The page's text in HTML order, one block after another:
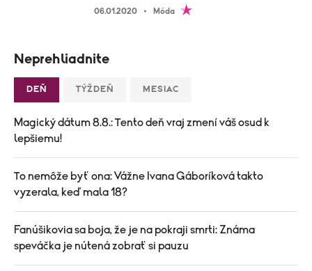
06.01.2020 Móda
Neprehliadnite
DEŇ TÝŽDEŇ MESIAC
Magický dátum 8.8.: Tento deň vraj zmení váš osud k
lepšiemu!
To nemôže byť ona: Vážne Ivana Gáboríková takto
vyzerala, keď mala 18?
Fanúšikovia sa boja, že je na pokraji smrti: Známa
speváčka je nútená zobrať si pauzu